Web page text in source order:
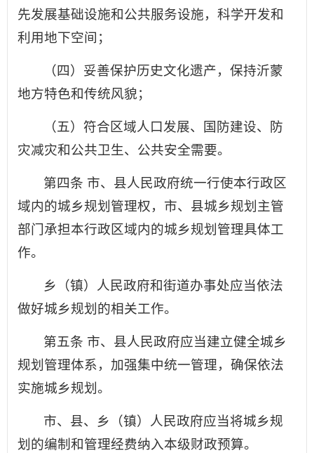
先发展基础设施和公共服务设施，科学开发和
利用地下空间；
（四）妥善保护历史文化遗产，保持沂蒙
地方特色和传统风貌；
（五）符合区域人口发展、国防建设、防
灾减灾和公共卫生、公共安全需要。
第四条 市、县人民政府统一行使本行政区
域内的城乡规划管理权，市、县城乡规划主管
部门承担本行政区域内的城乡规划管理具体工
作。
乡（镇）人民政府和街道办事处应当依法
做好城乡规划的相关工作。
第五条 市、县人民政府应当建立健全城乡
规划管理体系，加强集中统一管理，确保依法
实施城乡规划。
市、县、乡（镇）人民政府应当将城乡规
划的编制和管理经费纳入本级财政预算。